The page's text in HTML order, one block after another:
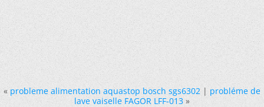
« probleme alimentation aquastop bosch sgs6302|probléme de
lave vaiselle FAGOR LFF-013 »